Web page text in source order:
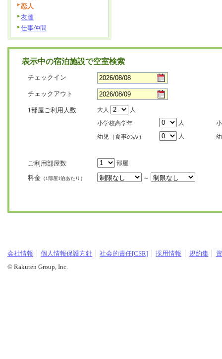
恋人
友達
仕事仲間
表示中の宿泊施設で空室検索
チェックイン
チェックアウト
1部屋ご利用人数 大人
人
小学校高学年
人
幼児（食事のみ）
人
ご利用部屋数 部屋
料金 （1部屋1泊あたり） ～
会社情報 個人情報保護方針 社会的責任[CSR] 採用情報 規約集
© Rakuten Group, Inc.